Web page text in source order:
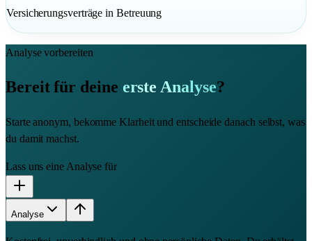
Versicherungsverträge in Betreuung
Analyse vorbereiten
Bereit für deine erste Analyse?
Starte anonym, bekomme Klarheit und entscheide danach selbst, was
du damit machst.
Lass uns eine Analyse für
Analyse